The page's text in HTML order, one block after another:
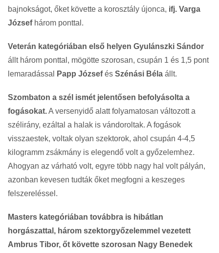
bajnokságot, őket követte a korosztály újonca, ifj. Varga
Józsefhárom ponttal.
Veterán kategóriában első helyen Gyulánszki Sándor
állt három ponttal, mögötte szorosan, csupán 1 és 1,5 pont
lemaradással
Papp Józsefés Szénási Béla állt.
Szombaton a szél ismét jelentősen befolyásolta a
fogásokat.A versenyidő alatt folyamatosan változott a
szélirány, ezáltal a halak is vándoroltak. A fogások
visszaestek, voltak olyan szektorok, ahol csupán 4-4,5
kilogramm zsákmány is elegendő volt a győzelemhez.
Ahogyan az várható volt, egyre több nagy hal volt pályán,
azonban kevesen tudták őket megfogni a keszeges
felszereléssel.
Masters kategóriában továbbra is hibátlan
horgászattal, három szektorgyőzelemmel vezetett
Ambrus Tibor, őt követte szorosan Nagy Benedek